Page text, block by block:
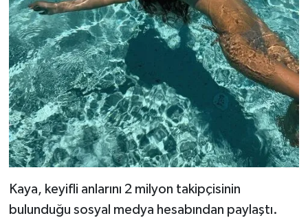
Kaya, keyifli anlarını 2 milyon takipçisinin
bulunduğu sosyal medya hesabından paylaştı.